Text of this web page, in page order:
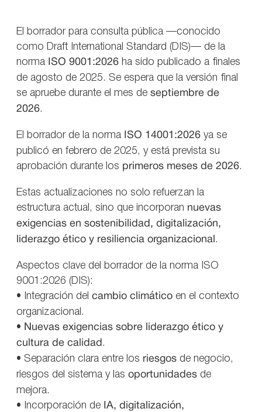
El borrador para consulta pública —conocido
como Draft International Standard (DIS)— de la
norma
ISO 9001:2026 ha sido publicado a finales
de agosto de 2025. Se espera que la versión final
se apruebe durante el mes de septiembre de
2026.
El borrador de la norma ISO 14001:2026 ya se
publicó en febrero de 2025, y está prevista su
aprobación durante los primeros meses de 2026.
Estas actualizaciones no solo refuerzan la
estructura actual, sino que incorporan nuevas
exigencias en sostenibilidad, digitalización,
liderazgo ético y resiliencia organizacional .
Aspectos clave del borrador de la norma ISO
9001:2026 (DIS):
• Integración del cambio climático en el contexto
organizacional.
• Nuevas exigencias sobre liderazgo ético y
cultura de calidad .
• Separación clara entre los riesgos de negocio,
riesgos del sistema y las oportunidades de
mejora.
• Incorporación de
IA, digitalización,